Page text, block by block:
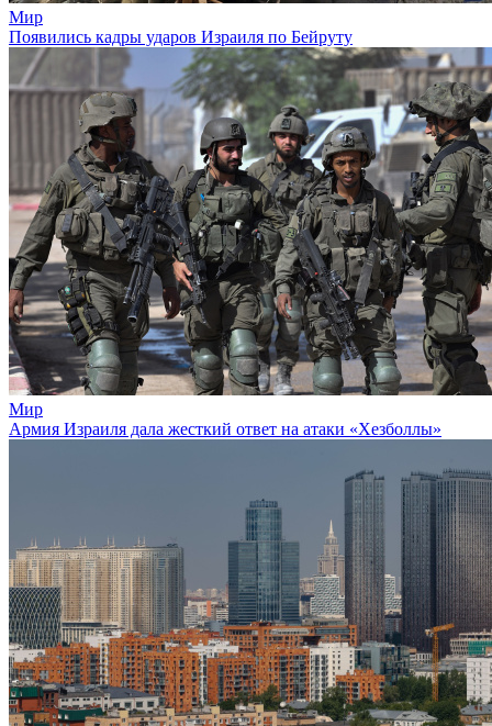
Мир
Появились кадры ударов Израиля по Бейруту
Мир
Армия Израиля дала жесткий ответ на атаки «Хезболлы»